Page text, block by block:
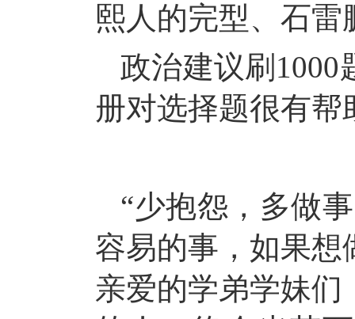
熙人的完型、石
政治建议刷 1000
册对选择题很有帮
“少抱怨，多做
容易的事，如果
亲爱的学弟学妹